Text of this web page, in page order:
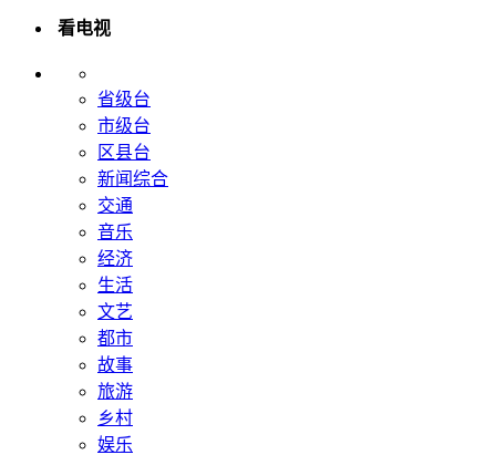
看电视
省级台
市级台
区县台
新闻综合
交通
音乐
经济
生活
文艺
都市
故事
旅游
乡村
娱乐